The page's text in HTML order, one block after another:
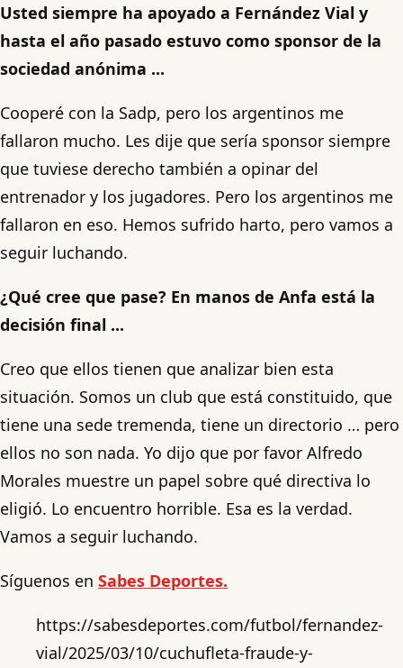
Usted siempre ha apoyado a Fernández Vial y
hasta el año pasado estuvo como sponsor de la
sociedad anónima ...
Cooperé con la Sadp, pero los argentinos me
fallaron mucho. Les dije que sería sponsor siempre
que tuviese derecho también a opinar del
entrenador y los jugadores. Pero los argentinos me
fallaron en eso. Hemos sufrido harto, pero vamos a
seguir luchando.
¿Qué cree que pase? En manos de Anfa está la
decisión final ...
Creo que ellos tienen que analizar bien esta
situación. Somos un club que está constituido, que
tiene una sede tremenda, tiene un directorio … pero
ellos no son nada. Yo dijo que por favor Alfredo
Morales muestre un papel sobre qué directiva lo
eligió. Lo encuentro horrible. Esa es la verdad.
Vamos a seguir luchando.
Síguenos en Sabes Deportes.
https://sabesdeportes.com/futbol/fernandez-
vial/2025/03/10/cuchufleta-fraude-y-